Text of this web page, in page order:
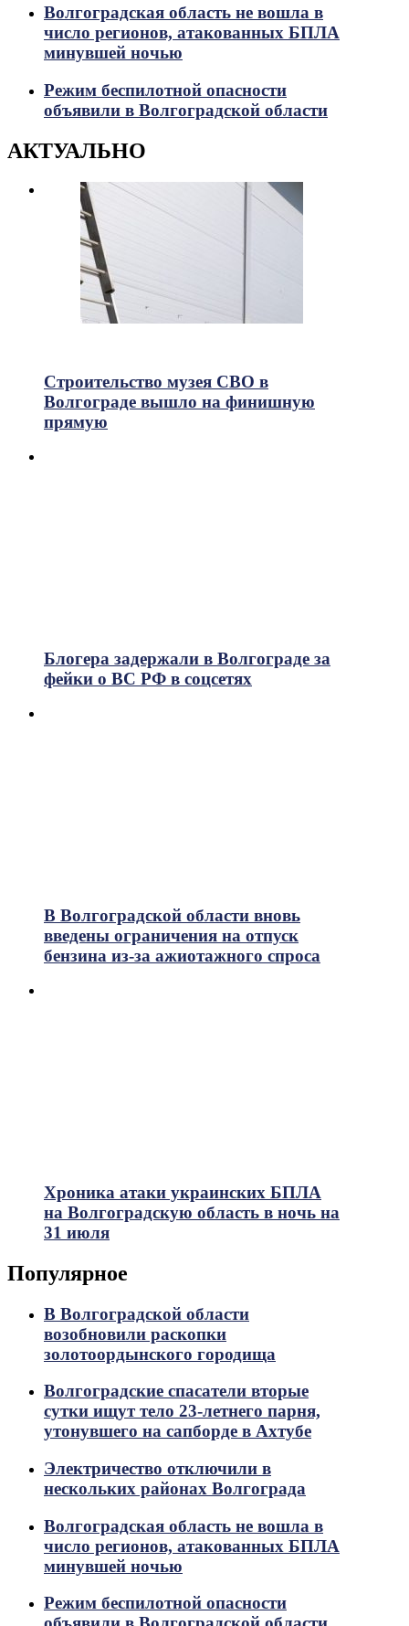
Волгоградская область не вошла в
число регионов, атакованных БПЛА
минувшей ночью
Режим беспилотной опасности
объявили в Волгоградской области
АКТУАЛЬНО
Строительство музея СВО в
Волгограде вышло на финишную
прямую
Блогера задержали в Волгограде за
фейки о ВС РФ в соцсетях
В Волгоградской области вновь
введены ограничения на отпуск
бензина из-за ажиотажного спроса
Хроника атаки украинских БПЛА
на Волгоградскую область в ночь на
31 июля
Популярное
В Волгоградской области
возобновили раскопки
золотоордынского городища
Волгоградские спасатели вторые
сутки ищут тело 23-летнего парня,
утонувшего на сапборде в Ахтубе
Электричество отключили в
нескольких районах Волгограда
Волгоградская область не вошла в
число регионов, атакованных БПЛА
минувшей ночью
Режим беспилотной опасности